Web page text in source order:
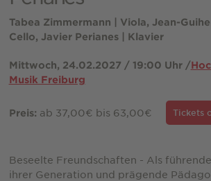
Tabea Zimmermann | Viola, Jean-
Cello, Javier Perianes | Klavier
Mittwoch, 24.02.2027 / 19:00 Uhr /
Musik Freiburg
Preis: ab 37,00€ bis 63,00€ Tickets
Beseelte Freundschaften - Als
ihrer Generation und prägende